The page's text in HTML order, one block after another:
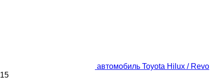
автомобиль Toyota Hilux / Revo
15